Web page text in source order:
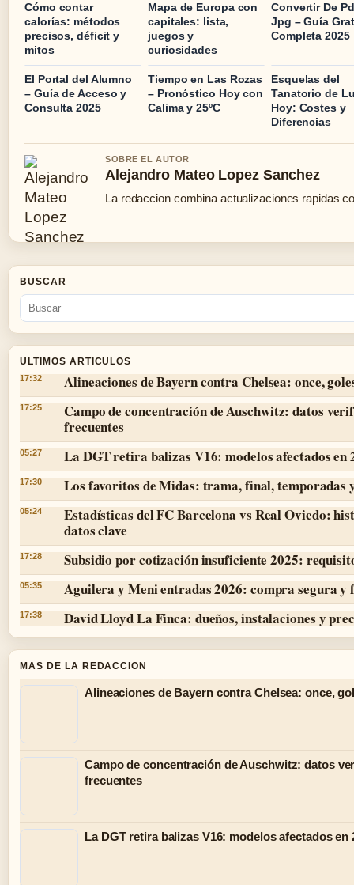
Cómo contar
calorías: métodos
precisos, déficit y
mitos
Mapa de Europa con
capitales: lista,
juegos y
curiosidades
Convertir De
Jpg – Guía
Completa 2025
El Portal del Alumno
– Guía de Acceso y
Consulta 2025
Tiempo en Las Rozas
– Pronóstico Hoy con
Calima y 25ºC
Esquelas del
Tanatorio de
Hoy: Costes y
Diferencias
SOBRE EL AUTOR
Alejandro Mateo Lopez Sanchez
La redaccion combina actualizaciones rapidas
BUSCAR
ULTIMOS ARTICULOS
17:32 Alineaciones de Bayern contra Chelsea: once,
17:25
Campo de concentración de Auschwitz: datos
frecuentes
05:27 La DGT retira balizas V16: modelos afectados en
17:30 Los favoritos de Midas: trama, final, temporadas
05:24
Estadísticas del FC Barcelona vs Real Oviedo:
datos clave
17:28 Subsidio por cotización insuficiente 2025:
05:35 Aguilera y Meni entradas 2026: compra segura y
17:38 David Lloyd La Finca: dueños, instalaciones y
MAS DE LA REDACCION
Alineaciones de Bayern contra Chelsea: once,
Campo de concentración de Auschwitz: datos
frecuentes
La DGT retira balizas V16: modelos afectados en